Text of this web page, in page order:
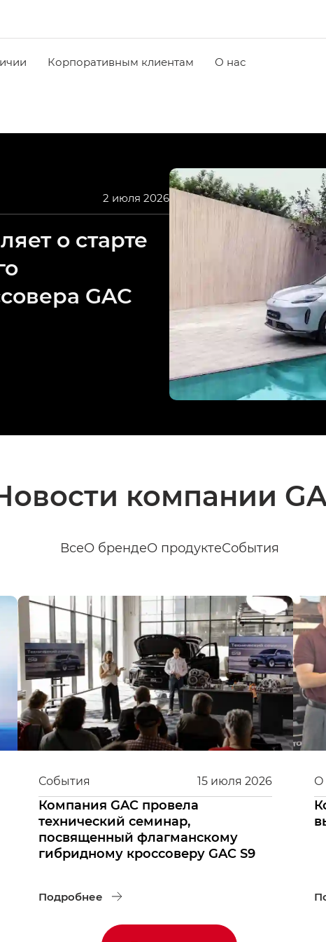
Корпоративным клиентам О нас
2 июля 2026
о старте
GAC
компании
ВсеО брендеО продуктеСобытия
15 июля 2026
События
Компания GAC провела
технический семинар,
посвященный флагманскому
гибридному кроссоверу GAC S9
Подробнее
О